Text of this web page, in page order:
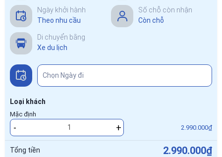
Ngày khởi hành
Theo nhu cầu
Số chỗ còn nhận
Còn chỗ
Di chuyển bằng
Xe du lịch
Loại khách
Mặc định
- + 2.990.000₫
Tổng tiền 2.990.000₫